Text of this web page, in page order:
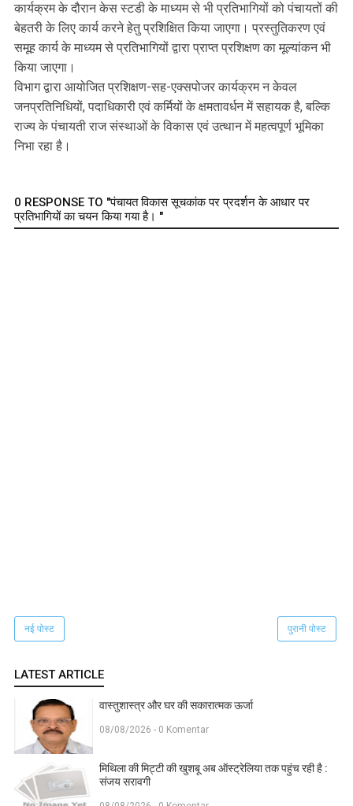
कार्यक्रम के दौरान केस स्टडी के माध्यम से भी प्रतिभागियों को पंचायतों की
बेहतरी के लिए कार्य करने हेतु प्रशिक्षित किया जाएगा। प्रस्तुतिकरण एवं
समूह कार्य के माध्यम से प्रतिभागियों द्वारा प्राप्त प्रशिक्षण का मूल्यांकन भी
किया जाएगा।
विभाग द्वारा आयोजित प्रशिक्षण-सह-एक्सपोजर कार्यक्रम न केवल
जनप्रतिनिधियों, पदाधिकारी एवं कर्मियों के क्षमतावर्धन में सहायक है, बल्कि
राज्य के पंचायती राज संस्थाओं के विकास एवं उत्थान में महत्वपूर्ण भूमिका
निभा रहा है।
0 RESPONSE TO "पंचायत विकास सूचकांक पर प्रदर्शन के आधार पर
प्रतिभागियों का चयन किया गया है। "
नई पोस्ट पुरानी पोस्ट
LATEST ARTICLE
वास्तुशास्त्र और घर की सकारात्मक ऊर्जा
08/08/2026 - 0 Komentar
मिथिला की मिट्टी की खुशबू अब ऑस्ट्रेलिया तक पहुंच रही है :
संजय सरावगी